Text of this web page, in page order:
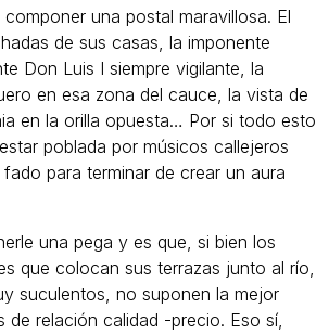
una postal maravillosa. El
de sus casas, la imponente
Don Luis I siempre vigilante, la
en esa zona del cauce, la vista de
en la orilla opuesta… Por si todo esto
poblada por músicos callejeros
para terminar de crear un aura
una pega y es que, si bien los
que colocan sus terrazas junto al río,
suculentos, no suponen la mejor
de relación calidad -precio. Eso sí,